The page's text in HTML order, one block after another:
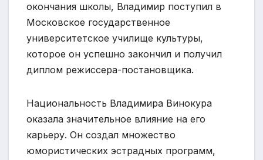
окончания школы, Владимир поступил в
Московское государственное
университетское училище культуры,
которое он успешно закончил и получил
диплом режиссера-постановщика.
Национальность Владимира Винокура
оказала значительное влияние на его
карьеру. Он создал множество
юмористических эстрадных программ,